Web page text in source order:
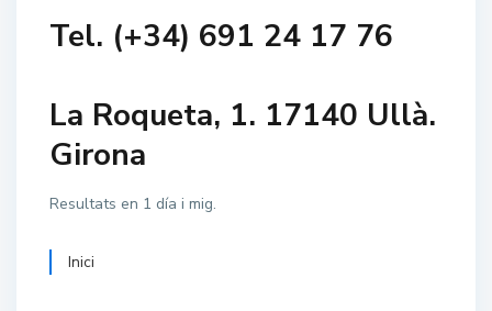
Tel. (+34) 691 24 17 76
La Roqueta, 1. 17140 Ullà.
Girona
Resultats en 1 día i mig.
Inici